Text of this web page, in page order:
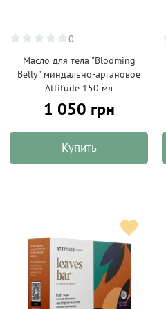
0
Масло для тела "Blooming
Belly" миндально-аргановое
Attitude 150 мл
1 050 грн
Купить